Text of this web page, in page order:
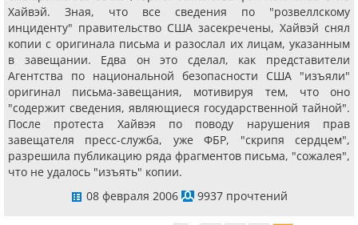
Хайвэй. Зная, что все сведения по "розвеллскому
инциденту" правительство США засекречены, Хайвэй снял
копии с оригинала письма и разослал их лицам, указанным
в завещании. Едва он это сделал, как представители
Агентства по национальной безопасности США "изъяли"
оригинал письма-завещания, мотивируя тем, что оно
"содержит сведения, являющиеся государственной тайной".
После протеста Хайвэя по поводу нарушения прав
завещателя пресс-служба, уже ФБР, "скрипя сердцем",
разрешила публикацию ряда фрагментов письма, "сожалея",
что не удалось "изъять" копии.
08 февраля 2006
9937 прочтений